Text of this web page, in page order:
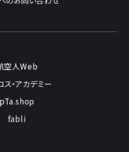
空人Web
ス・アカデミー
pTa.shop
fabli